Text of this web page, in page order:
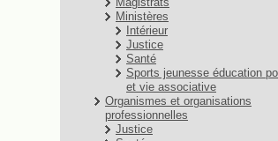
Ministères
Intérieur
Justice
Santé
Sports jeunesse éducation
et vie associative
Organismes et organisations
professionnelles
Justice